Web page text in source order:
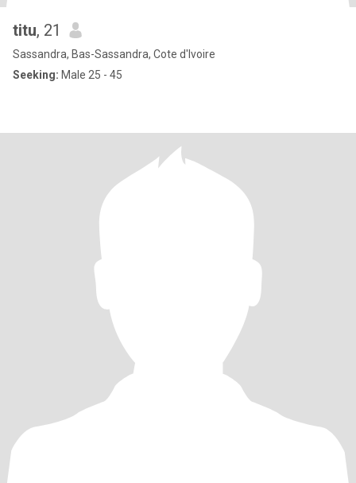
titu, 21
Sassandra, Bas-Sassandra, Cote d'Ivoire
Seeking: Male 25 - 45